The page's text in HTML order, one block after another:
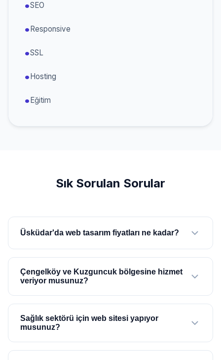
SEO
Responsive
SSL
Hosting
Eğitim
Sık Sorulan Sorular
Üsküdar'da web tasarım fiyatları ne kadar?
Çengelköy ve Kuzguncuk bölgesine hizmet
veriyor musunuz?
Sağlık sektörü için web sitesi yapıyor
musunuz?